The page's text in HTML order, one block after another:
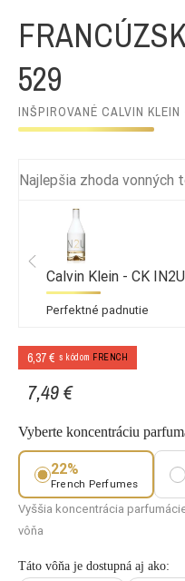
529
INŠPIROVANÉ CALVIN
Najlepšia zhoda vonných
Calvin Klein - CK
Perfektné padnutie
6,37 € s kódom FRENCH
7,49 €
Vyberte koncentráciu
22%
French Perfumes
Vyššia koncentrácia
vôňa
Táto vôňa je dostupná aj ako: